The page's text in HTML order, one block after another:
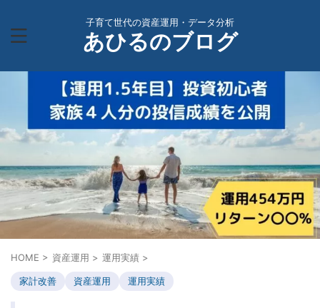
子育て世代の資産運用・データ分析
あひるのブログ
HOME > 資産運用 > 運用実績 >
家計改善 資産運用 運用実績